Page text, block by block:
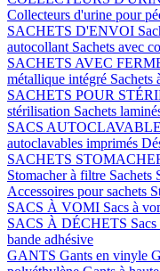
Collecteurs d'urine pour
SACHETS D'ENVOI
autocollant Sachets avec
SACHETS AVEC
métallique intégré Sachets
SACHETS POUR
stérilisation Sachets
SACS
autoclavables imprimés
SACHETS
Stomacher à filtre Sachets
Accessoires pour sachets
SACS À VOMI Sacs à
SACS À DÉCHETS
bande adhésive
GANTS Gants en vinyle